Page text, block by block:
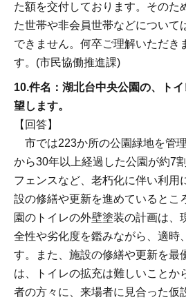
た額を交付しております。そのた
た世帯や非会員世帯などについて
できません。何卒ご理解いただき
す。(市民協働推進課)
10.件名：湖北台中央公園の、ト
望します。
【回答】
市では223か所の公園緑地を管
から30年以上経過した公園が約7
フェンスなど、老朽化に伴い利
設の修繕や更新を進めているとこ
園のトイレの外壁塗装の計画は、
全性や劣化度を鑑みながら、適時
す。また、施設の修繕や更新を最
は、トイレの拡充は難しいことか
者の方々に、来場者に見合った仮